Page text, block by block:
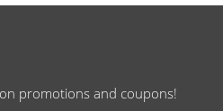
promotions and coupons!